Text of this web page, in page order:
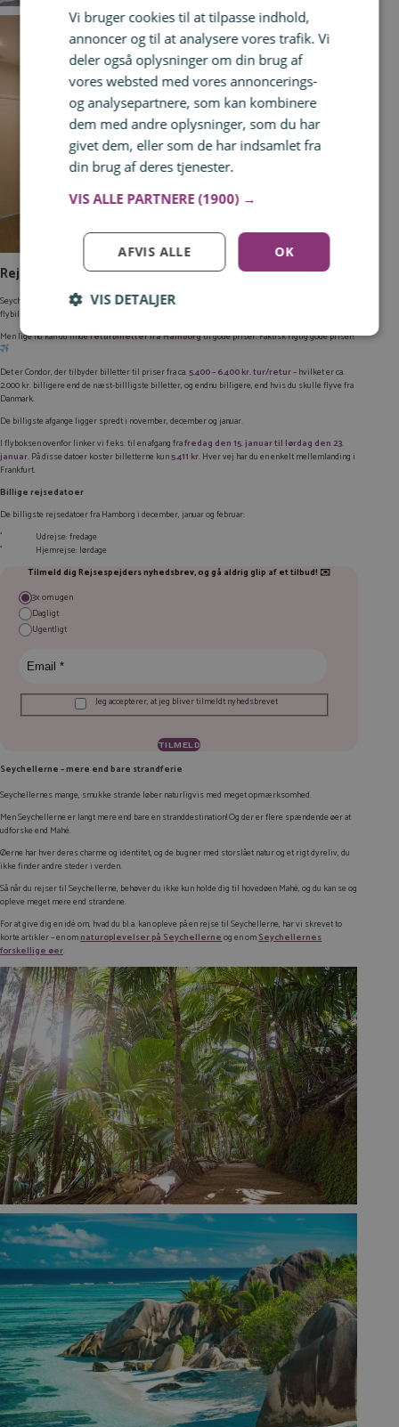
Rejse til Seychellerne – fly
Seychellerne er som sagt en af de destinationer, du finder på allerøverste hylde i rejseverden. Så
flybilletter til den lille øgruppe i Det Indiske Ocean er ikke helt billige.
Men lige nu kan du findereturbilletter fra Hamborgtil gode priser. Faktisk rigtig gode priser!
Det er Condor, der tilbyder billetter til priser fra ca.5.400 – 6.400 kr. tur/retur– hvilket er ca.
2.000 kr. billigere end de næst-billligste billetter, og endnu billigere, end hvis du skulle flyve fra
Danmark.
De billigste afgange ligger spredt i november, december og januar.
I flyboksen ovenfor linker vi f.eks. til en afgang frafredag den 15. januar til lørdag den 23.
januar. På disse datoer koster billetterne kun5.411 kr.Hver vej har du en enkelt mellemlanding i
Frankfurt.
Billige rejsedatoer
De billigste rejsedatoer fra Hamborg i december, januar og februar:
Udrejse: fredage
Hjemrejse: lørdage
Tilmeld dig Rejsespejders nyhedsbrev, og gå aldrig glip af et tilbud! ✉️
3x om ugen
Dagligt
Ugentligt
Jeg accepterer, at jeg bliver tilmeldt nyhedsbrevet
Seychellerne – mere end bare strandferie
Seychellernes mange, smukke strande løber naturligvis med meget opmærksomhed.
Men Seychellerne er langt mere end bare en stranddestination! Og der er flere spændende øer at
udforske end Mahé.
Øerne har hver deres charme og identitet, og de bugner med storslået natur og et rigt dyreliv, du
ikke finder andre steder i verden.
Så når du rejser til Seychellerne, behøver du ikke kun holde dig til hovedøen Mahé, og du kan se og
opleve meget mere end strandene.
For at give dig en idé om, hvad du bl.a. kan opleve på en rejse til Seychellerne, har vi skrevet to
korte artikler – en omnaturoplevelser på Seychellerneog en omSeychellernes
forskellige øer.
Log ind for at gemme hvad der inspirerer dig
Vi bruger cookies til at tilpasse indhold,
annoncer og til at analysere vores trafik. Vi
deler også oplysninger om din brug af
vores websted med vores annoncerings-
og analysepartnere, som kan kombinere
dem med andre oplysninger, som du har
givet dem, eller som de har indsamlet fra
din brug af deres tjenester.
VIS ALLE PARTNERE (1900) →
OK
AFVIS ALLE
VIS DETALJER